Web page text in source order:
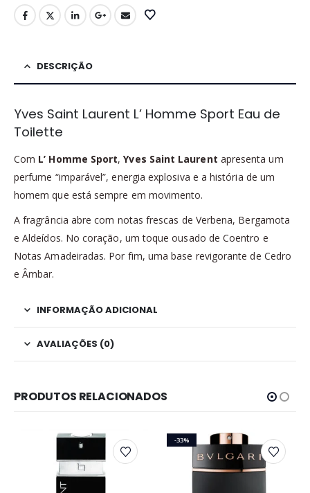
DESCRIÇÃO
Yves Saint Laurent L’ Homme Sport Eau de
Toilette
Com L’ Homme Sport,Yves Saint Laurent apresenta um
perfume “imparável”, energia explosiva e a história de um
homem que está sempre em movimento.
A fragrância abre com notas frescas de Verbena, Bergamota
e Aldeídos. No coração, um toque ousado de Coentro e
Notas Amadeiradas. Por fim, uma base revigorante de Cedro
e Âmbar.
INFORMAÇÃO ADICIONAL
AVALIAÇÕES (0)
PRODUTOS RELACIONADOS
-33%